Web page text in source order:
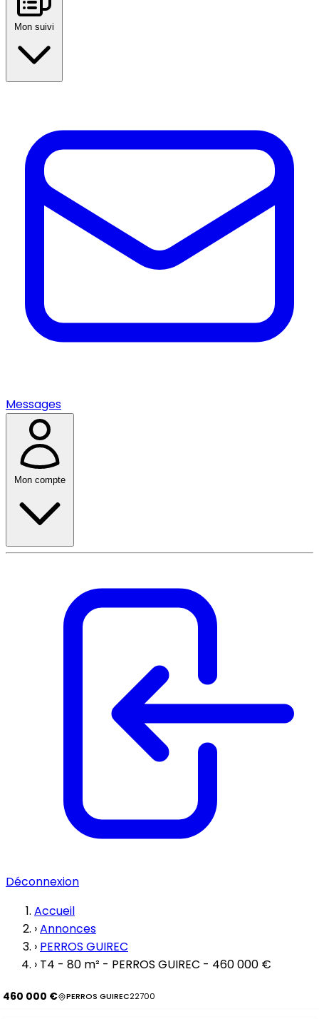
Mon suivi
Messages
Mon compte
Déconnexion
Accueil
›Annonces
› PERROS GUIREC
› T4 - 80 m² - PERROS GUIREC - 460 000 €
460 000 € PERROS GUIREC22700